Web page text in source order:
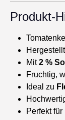
Produkt-
Mit2 %
Fruchtig,
Ideal zu
Perfekt